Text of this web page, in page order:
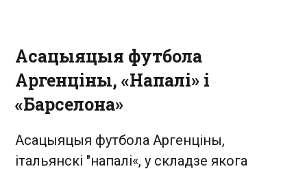
Асацыяцыя футбола
Аргенціны, «Напалі» і
«Барселона»
Асацыяцыя футбола Аргенціны,
італьянскі "напалі«, у складзе якога